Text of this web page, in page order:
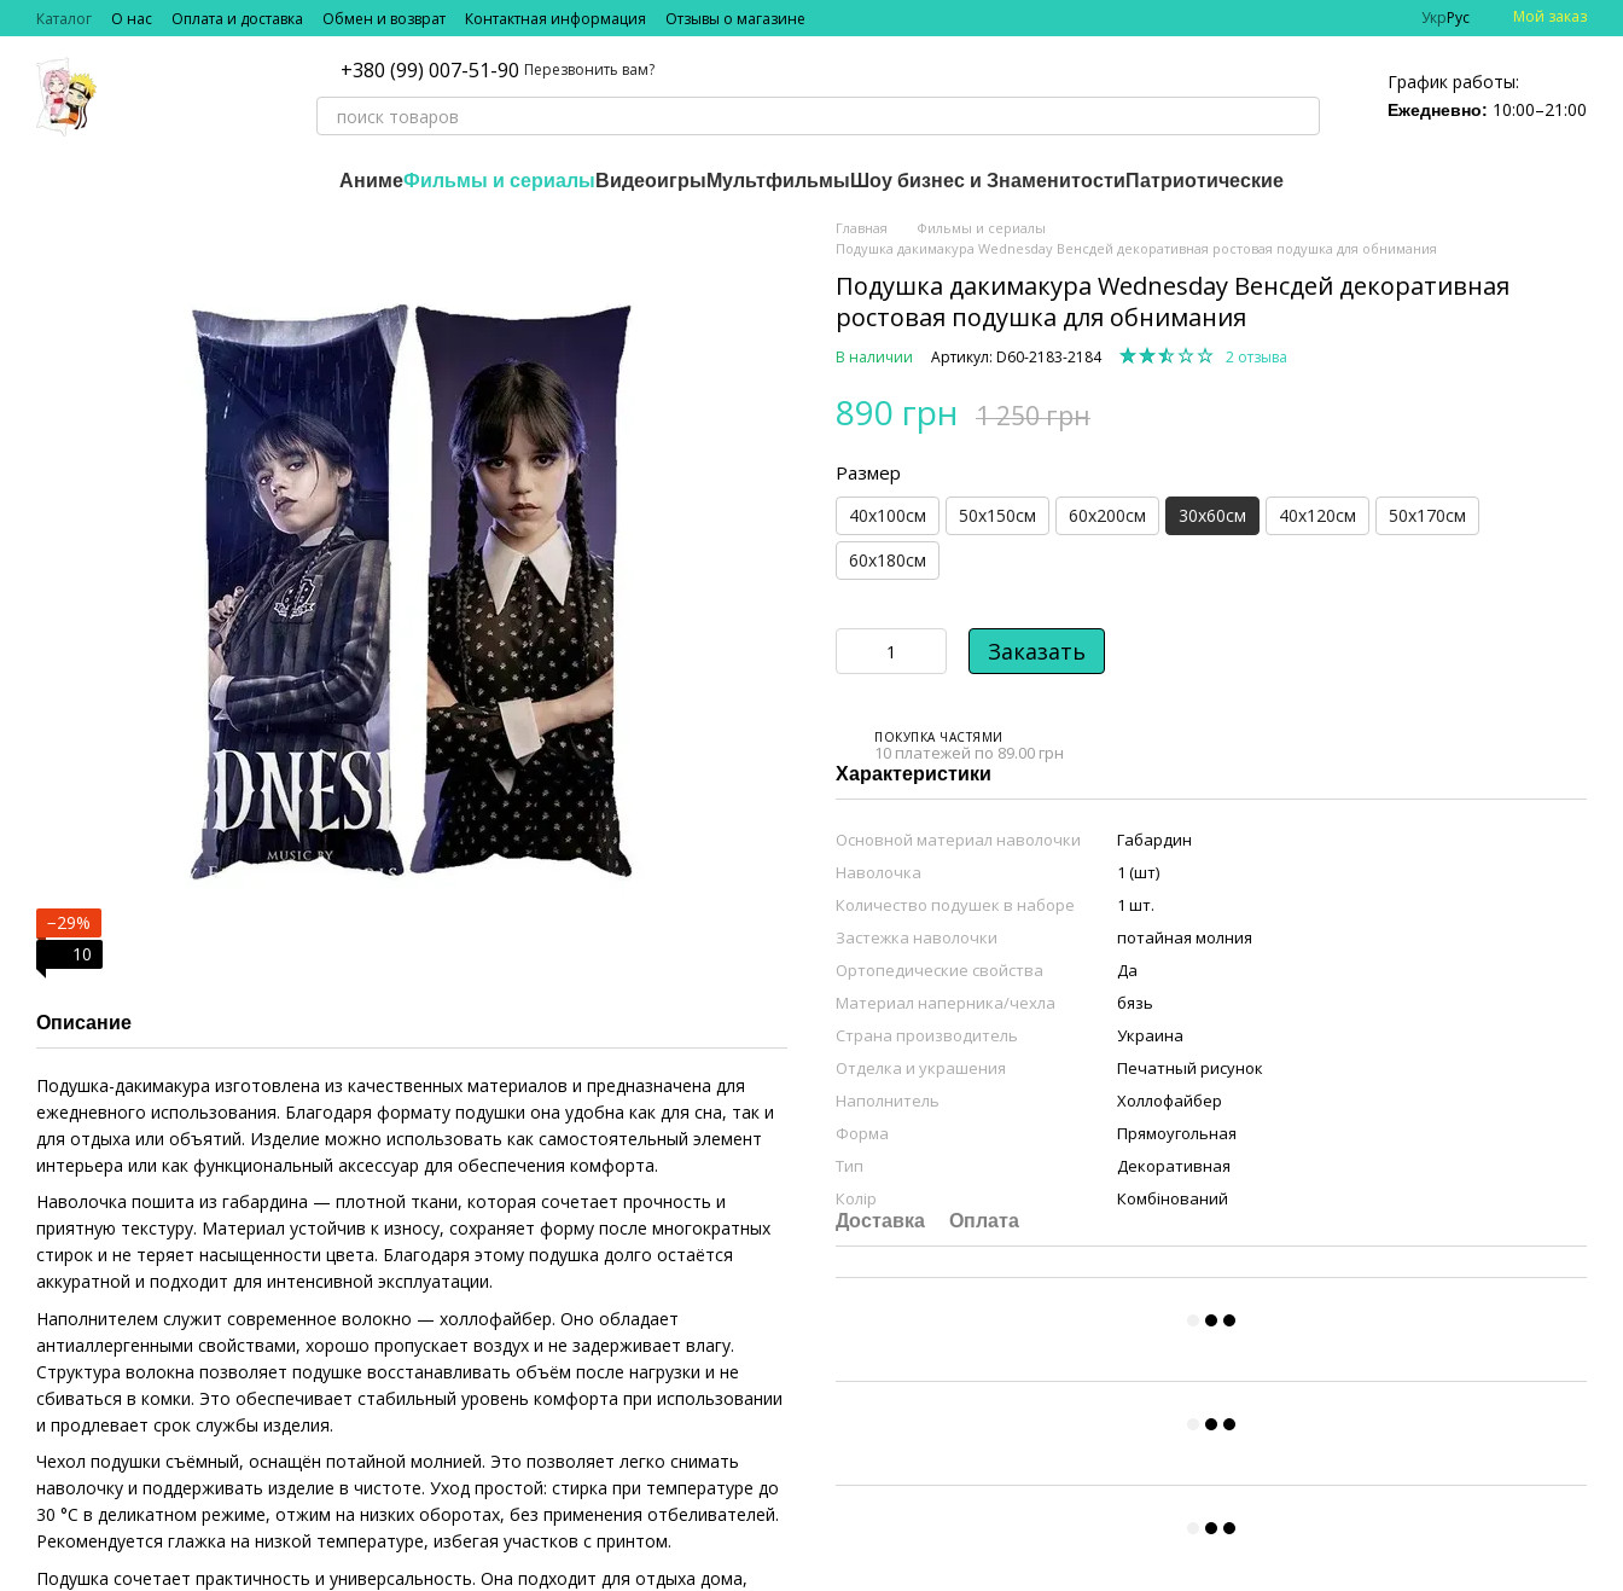
Перейти к основному контенту
Каталог О нас Оплата и доставка Обмен и возврат Контактная информация Отзывы о магазине УкрРус Мой заказ
+380 (99) 007-51-90 Перезвонить вам?
График работы:
Ежедневно: 10:00–21:00
АнимеФильмы и сериалы Видеоигры Мультфильмы Шоу бизнес и Знаменитости Патриотические
−29%
10
Описание
Подушка-дакимакура изготовлена из качественных материалов и предназначена для
ежедневного использования. Благодаря формату подушки она удобна как для сна, так и
для отдыха или объятий. Изделие можно использовать как самостоятельный элемент
интерьера или как функциональный аксессуар для обеспечения комфорта.
Наволочка пошита из габардина — плотной ткани, которая сочетает прочность и
приятную текстуру. Материал устойчив к износу, сохраняет форму после многократных
стирок и не теряет насыщенности цвета. Благодаря этому подушка долго остаётся
аккуратной и подходит для интенсивной эксплуатации.
Наполнителем служит современное волокно — холлофайбер. Оно обладает
антиаллергенными свойствами, хорошо пропускает воздух и не задерживает влагу.
Структура волокна позволяет подушке восстанавливать объём после нагрузки и не
сбиваться в комки. Это обеспечивает стабильный уровень комфорта при использовании
и продлевает срок службы изделия.
Чехол подушки съёмный, оснащён потайной молнией. Это позволяет легко снимать
наволочку и поддерживать изделие в чистоте. Уход простой: стирка при температуре до
30 °C в деликатном режиме, отжим на низких оборотах, без применения отбеливателей.
Рекомендуется глажка на низкой температуре, избегая участков с принтом.
Подушка сочетает практичность и универсальность. Она подходит для отдыха дома,
Главная
Фильмы и сериалы
Подушка дакимакура Wednesday Венсдей декоративная ростовая подушка для обнимания
Подушка дакимакура Wednesday Венсдей декоративная
ростовая подушка для обнимания
В наличии Артикул: D60-2183-2184 2 отзыва
890 грн 1 250 грн
Размер
40х100см 50х150см 60х200см 30х60см 40х120см
50х170см
60х180см
Заказать
ПОКУПКА ЧАСТЯМИ
10 платежей по 89.00 грн
Характеристики
Основной материал наволочки
Габардин
Наволочка
1 (шт)
Количество подушек в наборе
1 шт.
Застежка наволочки
потайная молния
Ортопедические свойства
Да
Материал наперника/чехла
бязь
Страна производитель
Украина
Отделка и украшения
Печатный рисунок
Наполнитель
Холлофайбер
Форма
Прямоугольная
Тип
Декоративная
Колір
Комбінований
Доставка Оплата